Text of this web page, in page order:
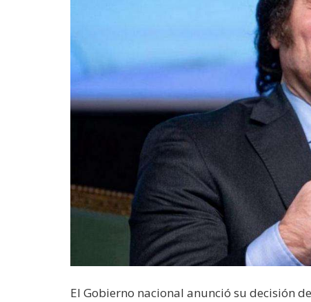
El Gobierno nacional anunció su decisión